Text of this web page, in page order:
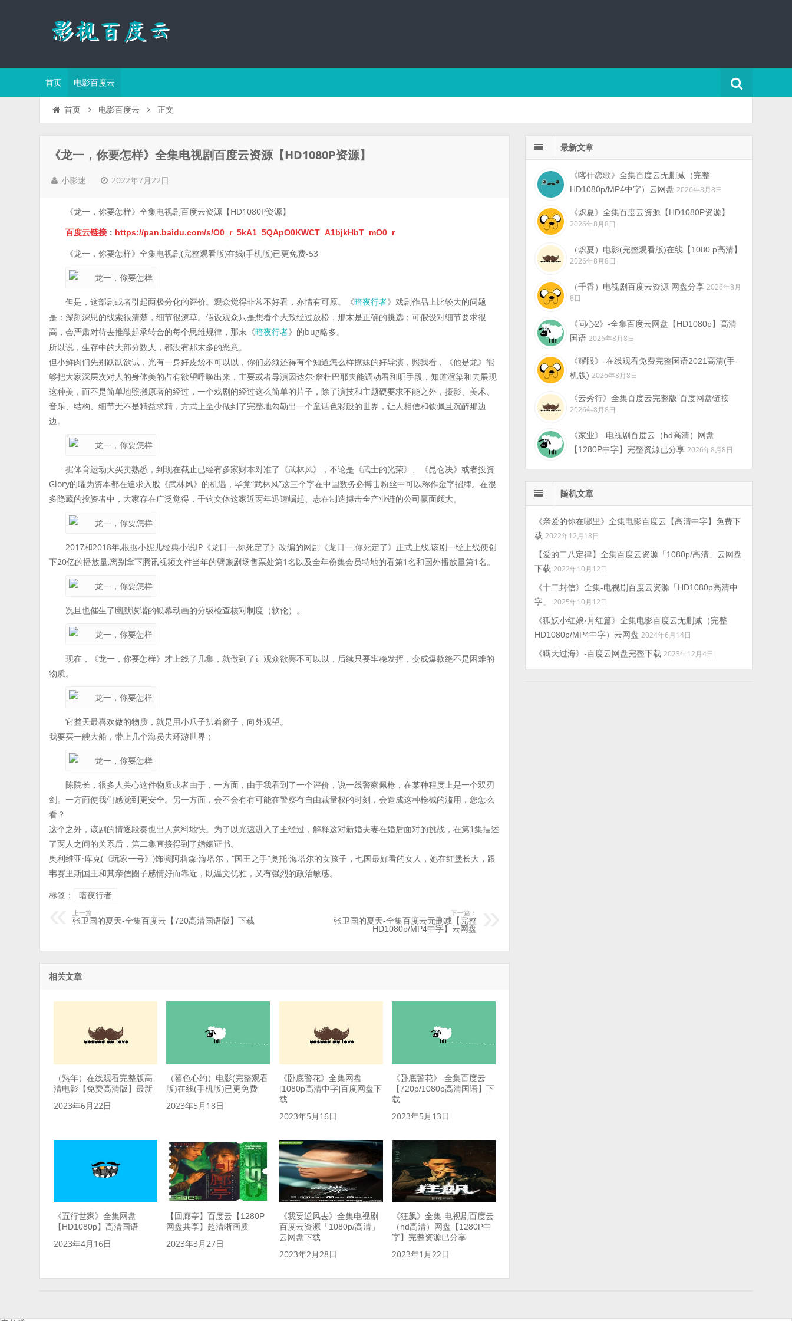
首页 电影百度云
首页 电影百度云 正文
《龙一，你要怎样》全集电视剧百度云资源【HD1080P资源】
小影迷 2022年7月22日
《龙一，你要怎样》全集电视剧百度云资源【HD1080P资源】
百度云链接 ： https://pan.baidu.com/s/O0_r_5kA1_5QApO0KWCT_A1bjkHbT_mO0_r
《龙一，你要怎样》全集电视剧(完整观看版)在线(手机版)已更免费-53
但是，这部剧或者引起两极分化的评价。观众觉得非常不好看，亦情有可原。《暗夜行者》戏剧作品上比较大的问题
是：深刻深思的线索很清楚，细节很潦草。假设观众只是想看个大致经过放松，那末是正确的挑选；可假设对细节要求很
高，会严肃对待去推敲起承转合的每个思维规律，那末《暗夜行者》的bug略多。
所以说，生存中的大部分数人，都没有那末多的恶意。
但小鲜肉们先别跃跃欲试，光有一身好皮袋不可以以，你们必须还得有个知道怎么样撩妹的好导演，照我看，《他是龙》能
够把大家深层次对人的身体美的占有欲望呼唤出来，主要或者导演因达尔·詹杜巴耶夫能调动看和听手段，知道渲染和去展现
这种美，而不是简单地照搬原著的经过，一个戏剧的经过这么简单的片子，除了演技和主题硬要求不能之外，摄影、美术、
音乐、结构、细节无不是精益求精，方式上至少做到了完整地勾勒出一个童话色彩般的世界，让人相信和钦佩且沉醉那边
边。
据体育运动大买卖熟悉，到现在截止已经有多家财本对准了《武林风》，不论是《武士的光荣》、《昆仑决》或者投资
Glory的曜为资本都在追求入股《武林风》的机遇，毕竟“武林风”这三个字在中国数务必搏击粉丝中可以称作金字招牌。在很
多隐藏的投资者中，大家存在广泛觉得，千钧文体这家近两年迅速崛起、志在制造搏击全产业链的公司赢面颇大。
2017和2018年,根据小妮儿经典小说IP《龙日一,你死定了》改编的网剧《龙日一,你死定了》正式上线,该剧一经上线便创
下20亿的播放量,离别拿下腾讯视频文件当年的劈账剧场售票处第1名以及全年份集会员特地的看第1名和国外播放量第1名。
况且也催生了幽默诙谐的银幕动画的分级检查核对制度（软伦）。
现在，《龙一，你要怎样》才上线了几集，就做到了让观众欲罢不可以以，后续只要牢稳发挥，变成爆款绝不是困难的
物质。
它整天最喜欢做的物质，就是用小爪子扒着窗子，向外观望。
我要买一艘大船，带上几个海员去环游世界；
陈院长，很多人关心这件物质或者由于，一方面，由于我看到了一个评价，说一线警察佩枪，在某种程度上是一个双刃
剑。一方面使我们感觉到更安全。另一方面，会不会有有可能在警察有自由裁量权的时刻，会造成这种枪械的滥用，您怎么
看？
这个之外，该剧的情逐段奏也出人意料地快。为了以光速进入了主经过，解释这对新婚夫妻在婚后面对的挑战，在第1集描述
了两人之间的关系后，第二集直接得到了婚姻证书。
奥利维亚·库克(《玩家一号》)饰演阿莉森·海塔尔，“国王之手”奥托·海塔尔的女孩子，七国最好看的女人，她在红堡长大，跟
韦赛里斯国王和其亲信圈子感情好而靠近，既温文优雅，又有强烈的政治敏感。
标签：
暗夜行者
上一篇：
张卫国的夏天-全集百度云【720高清国语版】下载
下一篇：
张卫国的夏天-全集百度云无删减【完整
HD1080p/MP4中字】云网盘
相关文章
（熟年）在线观看完整版高
清电影【免费高清版】最新
2023年6月22日
（暮色心约）电影(完整观看
版)在线(手机版)已更免费
2023年5月18日
《卧底警花》全集网盘
[1080p高清中字]百度网盘下
载
2023年5月16日
《卧底警花》-全集百度云
【720p/1080p高清国语】下
载
2023年5月13日
《五行世家》全集网盘
【HD1080p】高清国语
2023年4月16日
【回廊亭】百度云【1280P
网盘共享】超清晰画质
2023年3月27日
《我要逆风去》全集电视剧
百度云资源「1080p/高清」
云网盘下载
2023年2月28日
《狂飙》全集-电视剧百度云
（hd高清）网盘【1280P中
字】完整资源已分享
2023年1月22日
最新文章
《喀什恋歌》全集百度云无删减（完整
HD1080p/MP4中字）云网盘 2026年8月8日
《炽夏》全集百度云资源【HD1080P资源】
2026年8月8日
（炽夏）电影(完整观看版)在线【1080 p高清】
2026年8月8日
（千香）电视剧百度云资源 网盘分享 2026年8月
8日
《问心2》-全集百度云网盘【HD1080p】高清
国语 2026年8月8日
《耀眼》-在线观看免费完整国语2021高清(手-
机版) 2026年8月8日
《云秀行》全集百度云完整版 百度网盘链接
2026年8月8日
《家业》-电视剧百度云（hd高清）网盘
【1280P中字】完整资源已分享 2026年8月8日
随机文章
《亲爱的你在哪里》全集电影百度云【高清中字】免费下
载 2022年12月18日
【爱的二八定律】全集百度云资源「1080p/高清」云网盘
下载 2022年10月12日
《十二封信》全集-电视剧百度云资源「HD1080p高清中
字」
2025年10月12日
《狐妖小红娘·月红篇》全集电影百度云无删减（完整
HD1080p/MP4中字）云网盘 2024年6月14日
《瞒天过海》-百度云网盘完整下载 2023年12月4日